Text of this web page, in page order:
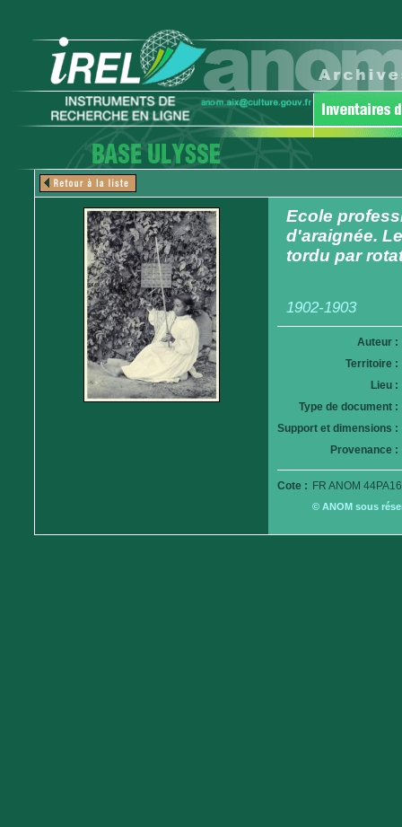
Ecole
d'araignée.
tordu par
1902-1903
Auteur :
Territoire :
Lieu :
Type de document :
Support et dimensions :
Provenance :
Cote : FR ANOM
© ANOM sous